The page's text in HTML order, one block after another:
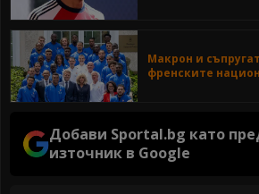
Макрон и
френските
Добави Sportal.bg като
източник в Google